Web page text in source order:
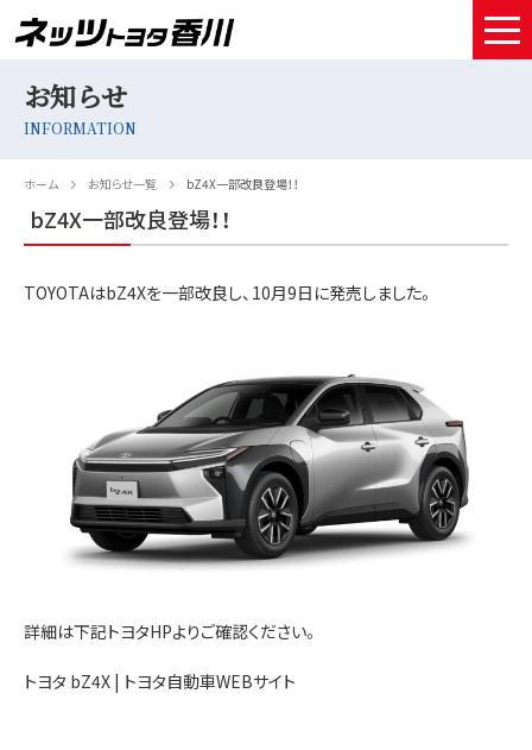
サービスメンテナンス
お得なお支払い
採用情報
お問い合わせ
お知らせ
INFORMATION
ホーム お知らせ一覧 bZ4X一部改良登場！！
bZ4X一部改良登場！！
TOYOTAはbZ4Xを一部改良し、10月9日に発売しました。
詳細は下記トヨタHPよりご確認ください。
トヨタ bZ4X | トヨタ自動車WEBサイト